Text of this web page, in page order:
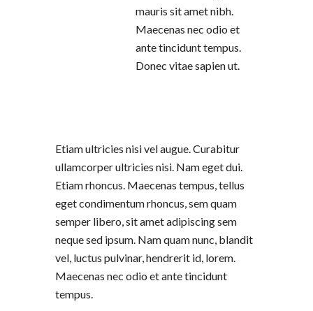
mauris sit amet nibh.
Maecenas nec odio et
ante tincidunt tempus.
Donec vitae sapien ut.
Etiam ultricies nisi vel augue. Curabitur
ullamcorper ultricies nisi. Nam eget dui.
Etiam rhoncus. Maecenas tempus, tellus
eget condimentum rhoncus, sem quam
semper libero, sit amet adipiscing sem
neque sed ipsum. Nam quam nunc, blandit
vel, luctus pulvinar, hendrerit id, lorem.
Maecenas nec odio et ante tincidunt
tempus.